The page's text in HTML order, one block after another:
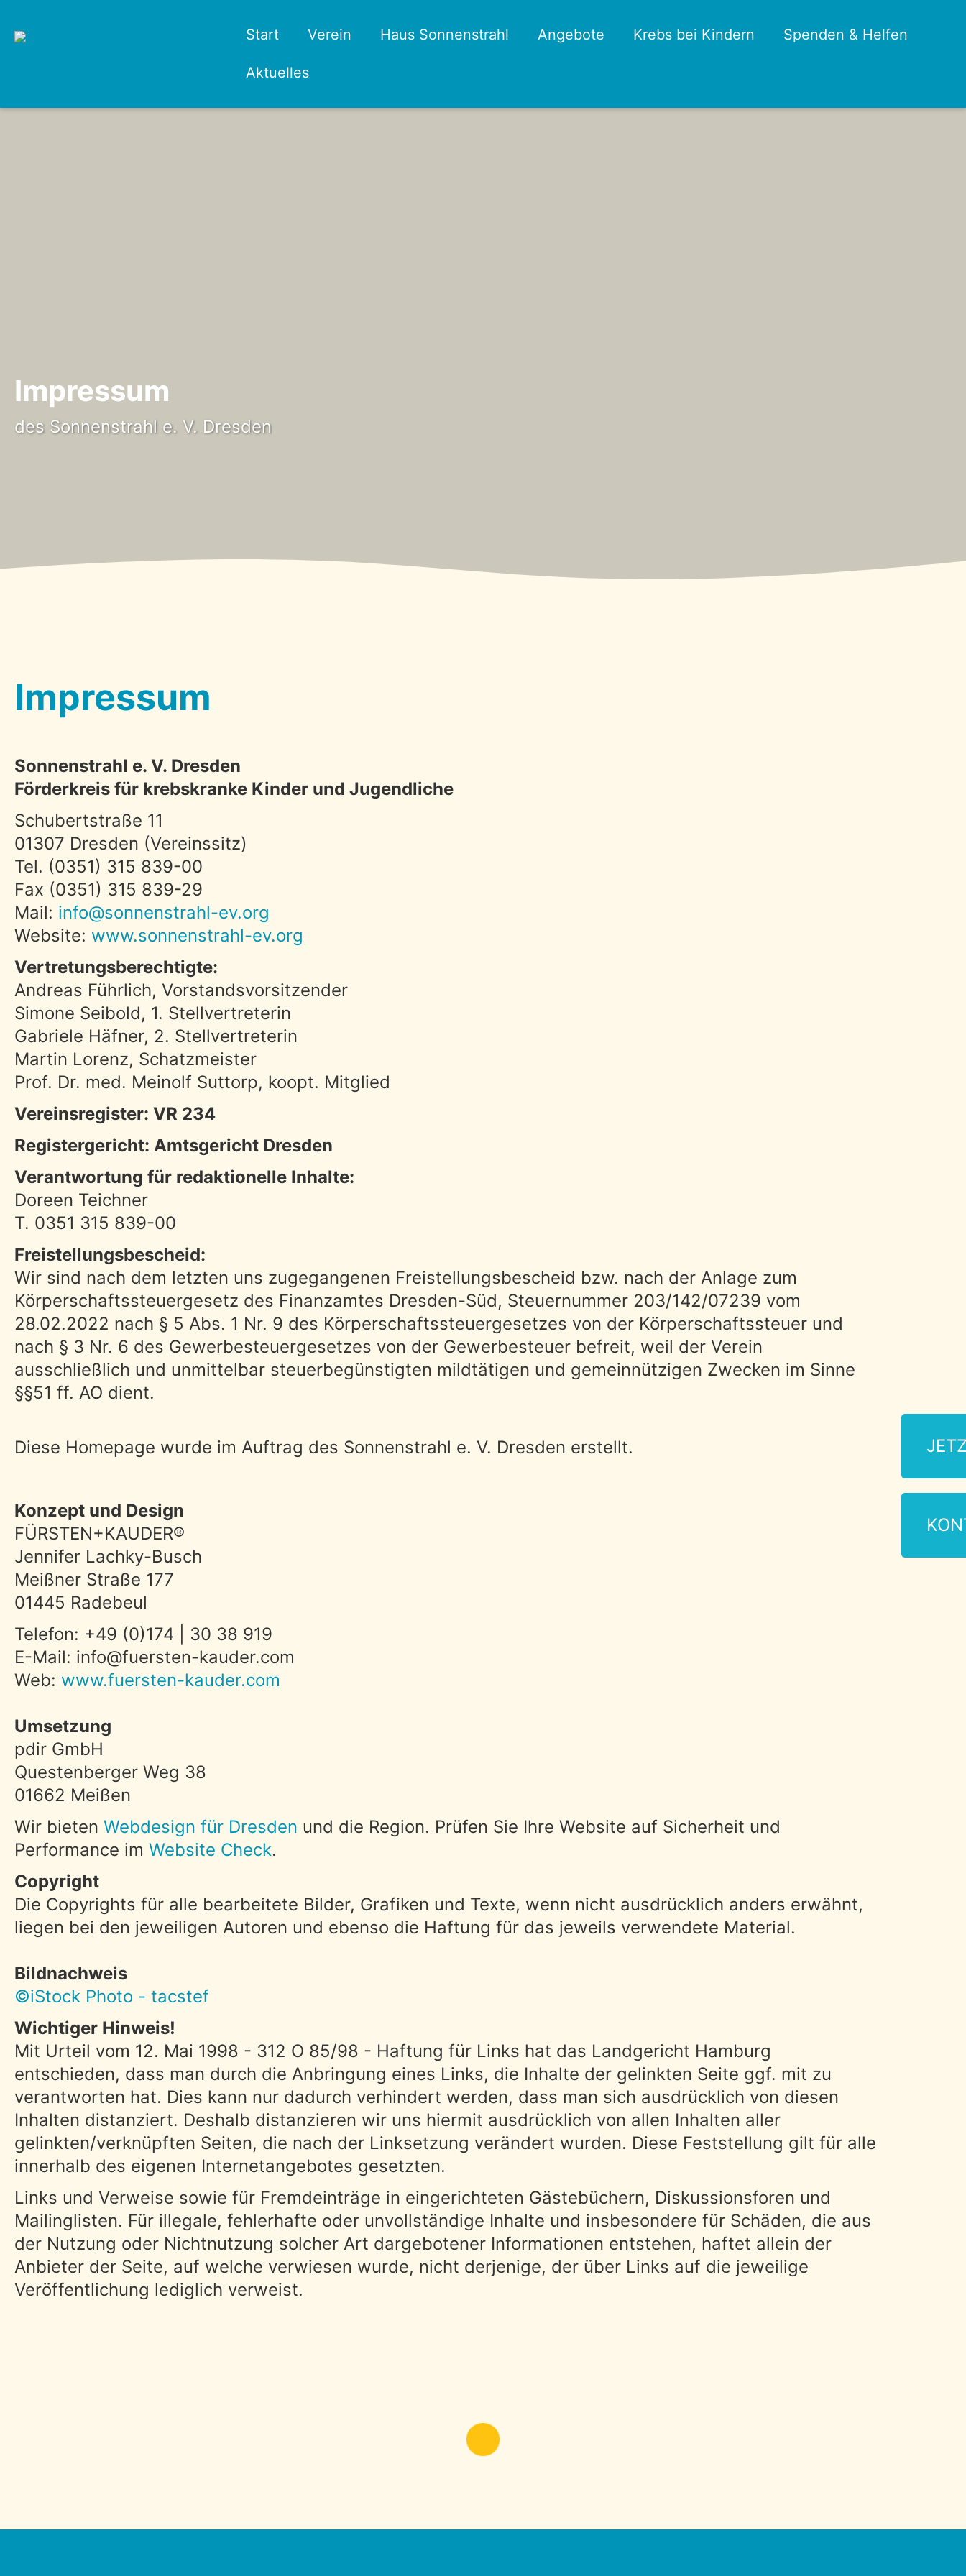
Start Verein Haus Sonnenstrahl Angebote Krebs bei Kindern Spenden & Helfen
Aktuelles
Impressum
des Sonnenstrahl e. V. Dresden
Impressum
Sonnenstrahl e. V. Dresden
Förderkreis für krebskranke Kinder und Jugendliche
Schubertstraße 11
01307 Dresden (Vereinssitz)
Tel. (0351) 315 839-00
Fax (0351) 315 839-29
Mail: info@sonnenstrahl-ev.org
Website: www.sonnenstrahl-ev.org
Vertretungsberechtigte:
Andreas Führlich, Vorstandsvorsitzender
Simone Seibold, 1. Stellvertreterin
Gabriele Häfner, 2. Stellvertreterin
Martin Lorenz, Schatzmeister
Prof. Dr. med. Meinolf Suttorp, koopt. Mitglied
Vereinsregister: VR 234
Registergericht: Amtsgericht Dresden
Verantwortung für redaktionelle Inhalte:
Doreen Teichner
T. 0351 315 839-00
Freistellungsbescheid:
Wir sind nach dem letzten uns zugegangenen Freistellungsbescheid bzw. nach der Anlage zum
Körperschaftssteuergesetz des Finanzamtes Dresden-Süd, Steuernummer 203/142/07239 vom
28.02.2022 nach § 5 Abs. 1 Nr. 9 des Körperschaftssteuergesetzes von der Körperschaftssteuer und
nach § 3 Nr. 6 des Gewerbesteuergesetzes von der Gewerbesteuer befreit, weil der Verein
ausschließlich und unmittelbar steuerbegünstigten mildtätigen und gemeinnützigen Zwecken im Sinne
§§51 ff. AO dient.
Diese Homepage wurde im Auftrag des Sonnenstrahl e. V. Dresden erstellt.
Konzept und Design
FÜRSTEN+KAUDER®
Jennifer Lachky-Busch
Meißner Straße 177
01445 Radebeul
Telefon: +49 (0)174 | 30 38 919
E-Mail: info@fuersten-kauder.com
Web: www.fuersten-kauder.com
Umsetzung
pdir GmbH
Questenberger Weg 38
01662 Meißen
Wir bieten Webdesign für Dresden und die Region. Prüfen Sie Ihre Website auf Sicherheit und
Performance im Website Check.
Copyright
Die Copyrights für alle bearbeitete Bilder, Grafiken und Texte, wenn nicht ausdrücklich anders erwähnt,
liegen bei den jeweiligen Autoren und ebenso die Haftung für das jeweils verwendete Material.
Bildnachweis
©iStock Photo - tacstef
Wichtiger Hinweis!
Mit Urteil vom 12. Mai 1998 - 312 O 85/98 - Haftung für Links hat das Landgericht Hamburg
entschieden, dass man durch die Anbringung eines Links, die Inhalte der gelinkten Seite ggf. mit zu
verantworten hat. Dies kann nur dadurch verhindert werden, dass man sich ausdrücklich von diesen
Inhalten distanziert. Deshalb distanzieren wir uns hiermit ausdrücklich von allen Inhalten aller
gelinkten/verknüpften Seiten, die nach der Linksetzung verändert wurden. Diese Feststellung gilt für alle
innerhalb des eigenen Internetangebotes gesetzten.
Links und Verweise sowie für Fremdeinträge in eingerichteten Gästebüchern, Diskussionsforen und
Mailinglisten. Für illegale, fehlerhafte oder unvollständige Inhalte und insbesondere für Schäden, die aus
der Nutzung oder Nichtnutzung solcher Art dargebotener Informationen entstehen, haftet allein der
Anbieter der Seite, auf welche verwiesen wurde, nicht derjenige, der über Links auf die jeweilige
Veröffentlichung lediglich verweist.